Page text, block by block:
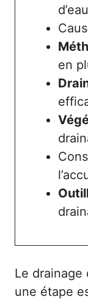
d’eau
en
Le drainage
une étape